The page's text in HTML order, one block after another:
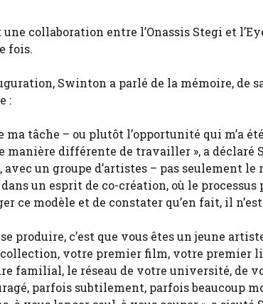
une collaboration entre l’Onassis Stegi et
fois.
Swinton a parlé de la mémoire, de
:
ma tâche – ou plutôt l’opportunité qui m’a
manière différente de travailler », a déclaré
un groupe d’artistes – pas seulement
un esprit de co-création, où le processus
ce modèle et de constater qu’en fait, il
se produire, c’est que vous êtes un jeune
votre premier film, votre premier
familial, le réseau de votre université, de
parfois subtilement, parfois beaucoup